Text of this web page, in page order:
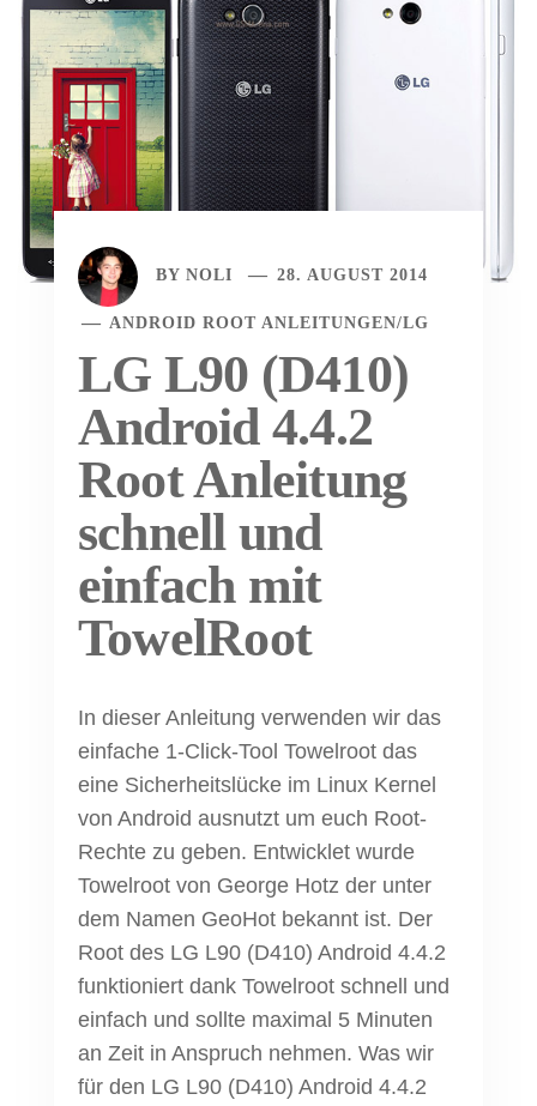
BY NOLI 28. AUGUST 2014
ANDROID ROOT ANLEITUNGEN/LG
LG L90 (D410)
Android 4.4.2
Root Anleitung
schnell und
einfach mit
TowelRoot
In dieser Anleitung verwenden wir das
einfache 1-Click-Tool Towelroot das
eine Sicherheitslücke im Linux Kernel
von Android ausnutzt um euch Root-
Rechte zu geben. Entwicklet wurde
Towelroot von George Hotz der unter
dem Namen GeoHot bekannt ist. Der
Root des LG L90 (D410) Android 4.4.2
funktioniert dank Towelroot schnell und
einfach und sollte maximal 5 Minuten
an Zeit in Anspruch nehmen. Was wir
für den LG L90 (D410) Android 4.4.2